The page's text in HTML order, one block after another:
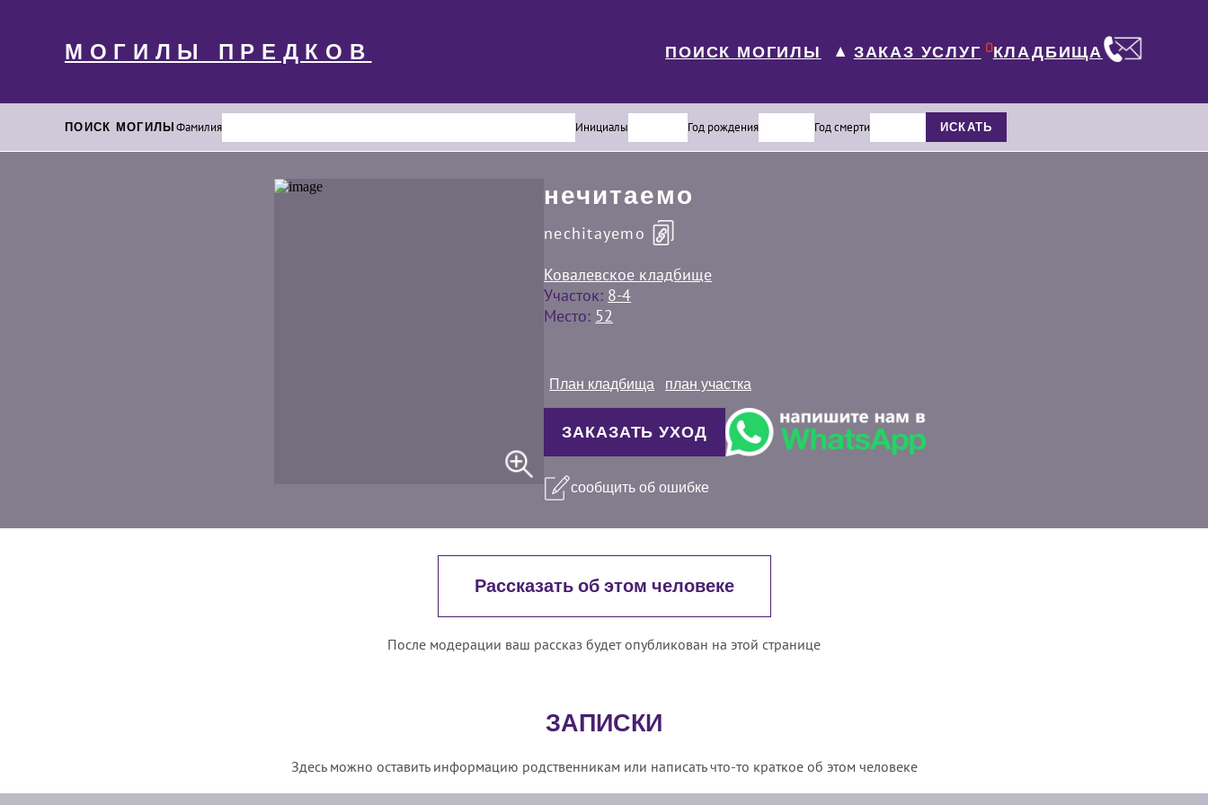
МОГИЛЫ ПРЕДКОВ ПОИСК МОГИЛЫ ▼ ЗАКАЗ УСЛУГ 0КЛАДБИЩА
ПОИСК МОГИЛЫФамилия Инициалы Год рождения Год смерти ИСКАТЬ
нечитаемо
nechitayemo
Ковалевское кладбище
Участок: 8-4
Место: 52
План кладбища план участка
ЗАКАЗАТЬ УХОД
сообщить об ошибке
Рассказать об этом человеке
После модерации ваш рассказ будет опубликован на этой странице
ЗАПИСКИ
Здесь можно оставить информацию родственникам или написать что-то краткое об этом человеке